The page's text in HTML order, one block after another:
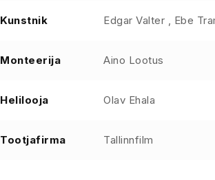
Kunstnik Edgar Valter , Ebe
Monteerija Aino Lootus
Helilooja Olav Ehala
Tootjafirma Tallinnfilm